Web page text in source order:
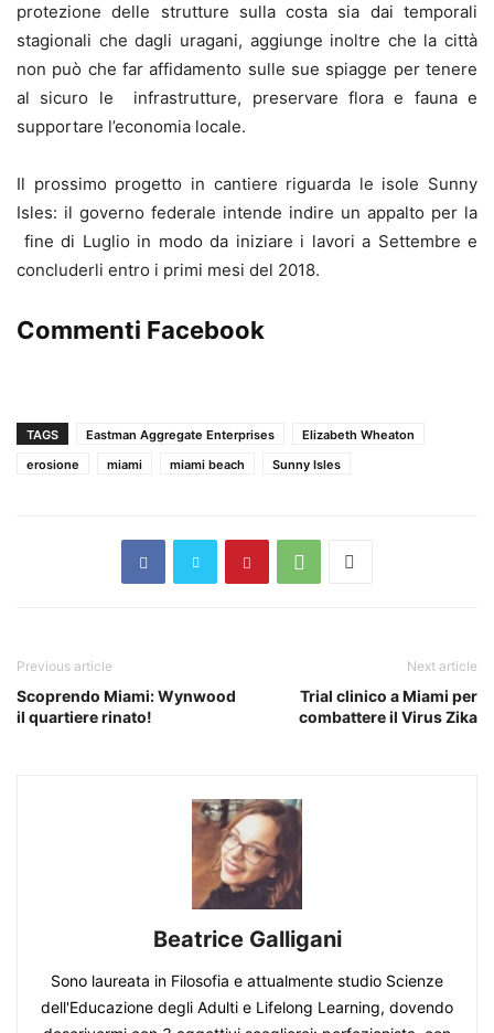
protezione delle strutture sulla costa sia dai temporali
stagionali che dagli uragani, aggiunge inoltre che la città
non può che far affidamento sulle sue spiagge per tenere
al sicuro le infrastrutture, preservare flora e fauna e
supportare l’economia locale.
Il prossimo progetto in cantiere riguarda le isole Sunny
Isles: il governo federale intende indire un appalto per la
fine di Luglio in modo da iniziare i lavori a Settembre e
concluderli entro i primi mesi del 2018.
Commenti Facebook
TAGS Eastman Aggregate Enterprises
Elizabeth Wheaton
erosione
miami miami beach Sunny Isles
Previous article
Scoprendo Miami: Wynwood
il quartiere rinato!
Next article
Trial clinico a Miami per
combattere il Virus Zika
Beatrice Galligani
Sono laureata in Filosofia e attualmente studio Scienze
dell'Educazione degli Adulti e Lifelong Learning, dovendo